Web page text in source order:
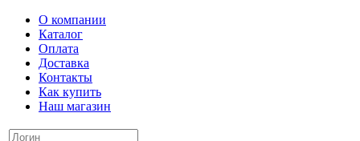
О компании
Каталог
Оплата
Доставка
Контакты
Как купить
Наш магазин